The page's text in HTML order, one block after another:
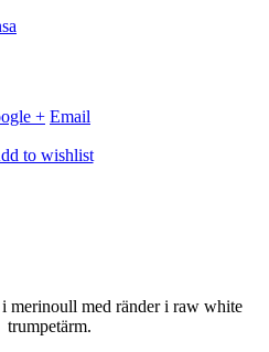
+ Email
to wishlist
merinoull med ränder i raw white